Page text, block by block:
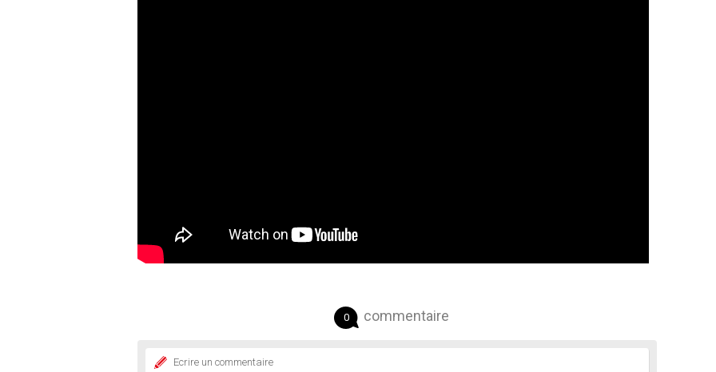
0 commentaire
Ecrire un commentaire